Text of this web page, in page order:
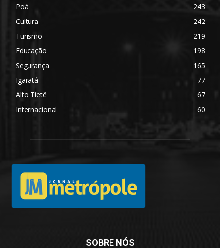
Poá
243
Cultura
242
Turismo
219
Educação
198
Segurança
165
Igaratá
77
Alto Tietê
67
Internacional
60
SOBRE NÓS